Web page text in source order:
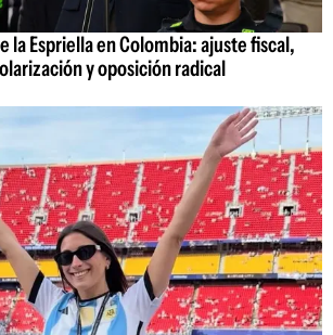
la Espriella en Colombia: ajuste fiscal,
y oposición radical